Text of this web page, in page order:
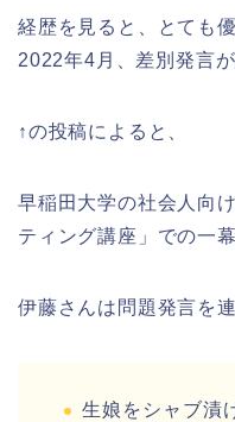
経歴を見ると、とても
2022年4月、差別発言が
↑の投稿によると、
早稲田大学の社会人向
ティング講座」での一幕
伊藤さんは問題発言を
生娘をシャブ漬